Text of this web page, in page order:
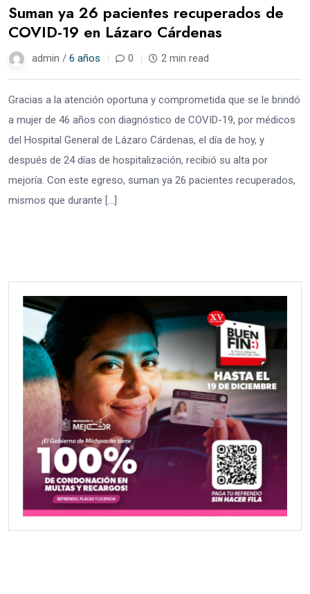
Suman ya 26 pacientes recuperados de
COVID-19 en Lázaro Cárdenas
admin / 6 años 0 2 min read
Gracias a la atención oportuna y comprometida que se le brindó
a mujer de 46 años con diagnóstico de COVID-19, por médicos
del Hospital General de Lázaro Cárdenas, el día de hoy, y
después de 24 días de hospitalización, recibió su alta por
mejoría. Con este egreso, suman ya 26 pacientes recuperados,
mismos que durante […]